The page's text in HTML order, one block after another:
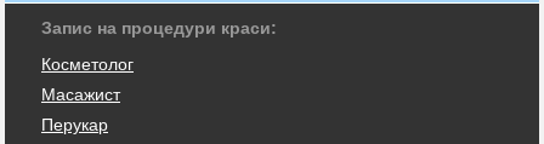
Запис на процедури краси:
Косметолог
Масажист
Перукар